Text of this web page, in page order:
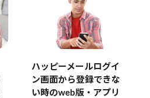
ハッピーメールログイ
ン画面から登録できな
い時のweb版・アプリ